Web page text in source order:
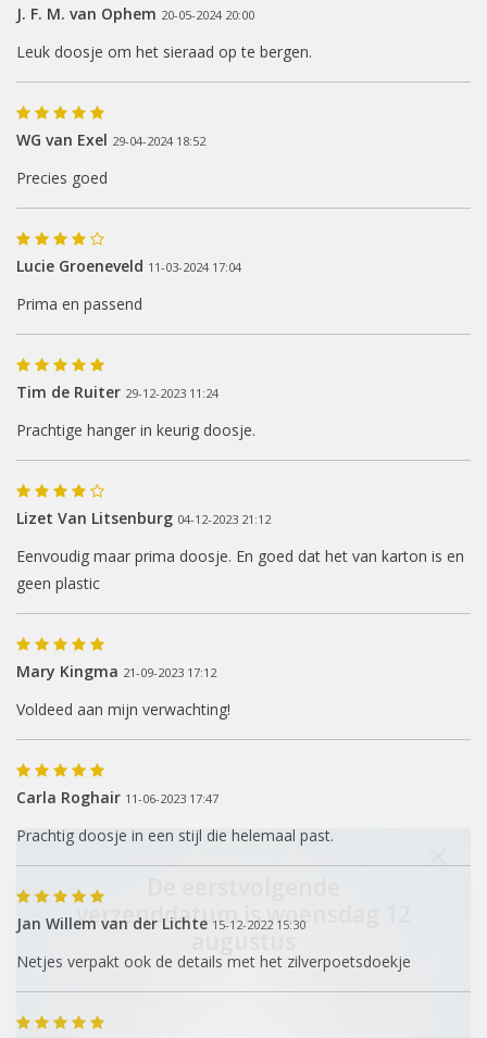
J. F. M. van Ophem 20-05-2024 20:00
Leuk doosje om het sieraad op te bergen.
WG van Exel 29-04-2024 18:52
Precies goed
Lucie Groeneveld 11-03-2024 17:04
Prima en passend
Tim de Ruiter 29-12-2023 11:24
Prachtige hanger in keurig doosje.
Lizet Van Litsenburg 04-12-2023 21:12
Eenvoudig maar prima doosje. En goed dat het van karton is en
geen plastic
Mary Kingma 21-09-2023 17:12
Voldeed aan mijn verwachting!
Carla Roghair 11-06-2023 17:47
Prachtig doosje in een stijl die helemaal past.
Jan Willem van der Lichte 15-12-2022 15:30
Netjes verpakt ook de details met het zilverpoetsdoekje
verzenddatum is woensdag 12